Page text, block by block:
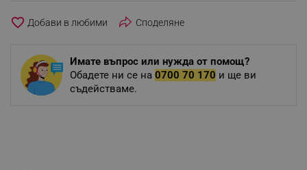
favorite_border Споделяне
Имате въпрос или нужда от помощ?
Обадете ни се на 0700 70 170 и ще ви
съдействаме.